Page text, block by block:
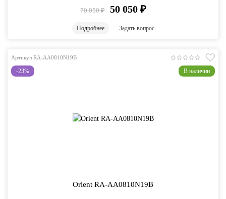
70 050 ₽ 50 050 ₽
Подробнее Задать вопрос
Артикул RA-AA0810N19B
-23% В наличии
Orient RA-AA0810N19B